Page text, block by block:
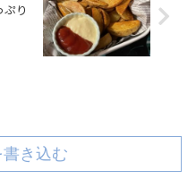
り
書き込む